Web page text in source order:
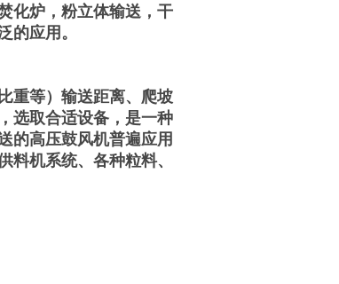
化炉，粉立体输送，干
的应用。
重等）输送距离、爬坡
选取合适设备，是一种
的高压鼓风机普遍应用
料机系统、各种粒料、